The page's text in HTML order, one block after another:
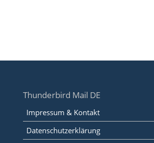
Thunderbird Mail DE
Impressum & Kontakt
Datenschutzerklärung